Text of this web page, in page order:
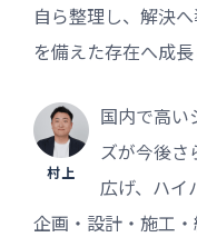
自ら整理し、解決
を備えた存在へ成
村上
国内で高い
ズが今後さ
広げ、ハイ
企画・設計・施工